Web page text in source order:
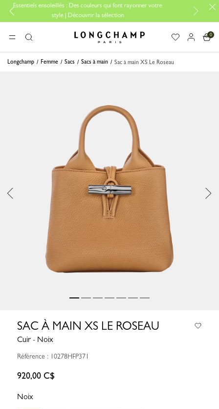
ensoleillés : Des couleurs qui font rayonner votre
style | Découvrir la sélection
Essentiels de
MENURechercher Longchamp - Accueil
0
Longchamp Femme Sacs Sacs à main Sac à main XS Le Roseau
SAC À MAIN XS LE ROSEAU
Cuir - Noix
Référence : 10278HFP371
920,00 C$
Noix